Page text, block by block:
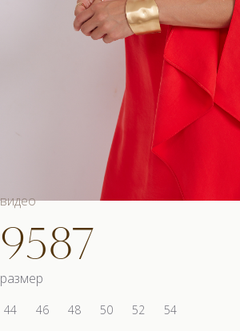
видео
9587
размер
44 46 48 50 52 54